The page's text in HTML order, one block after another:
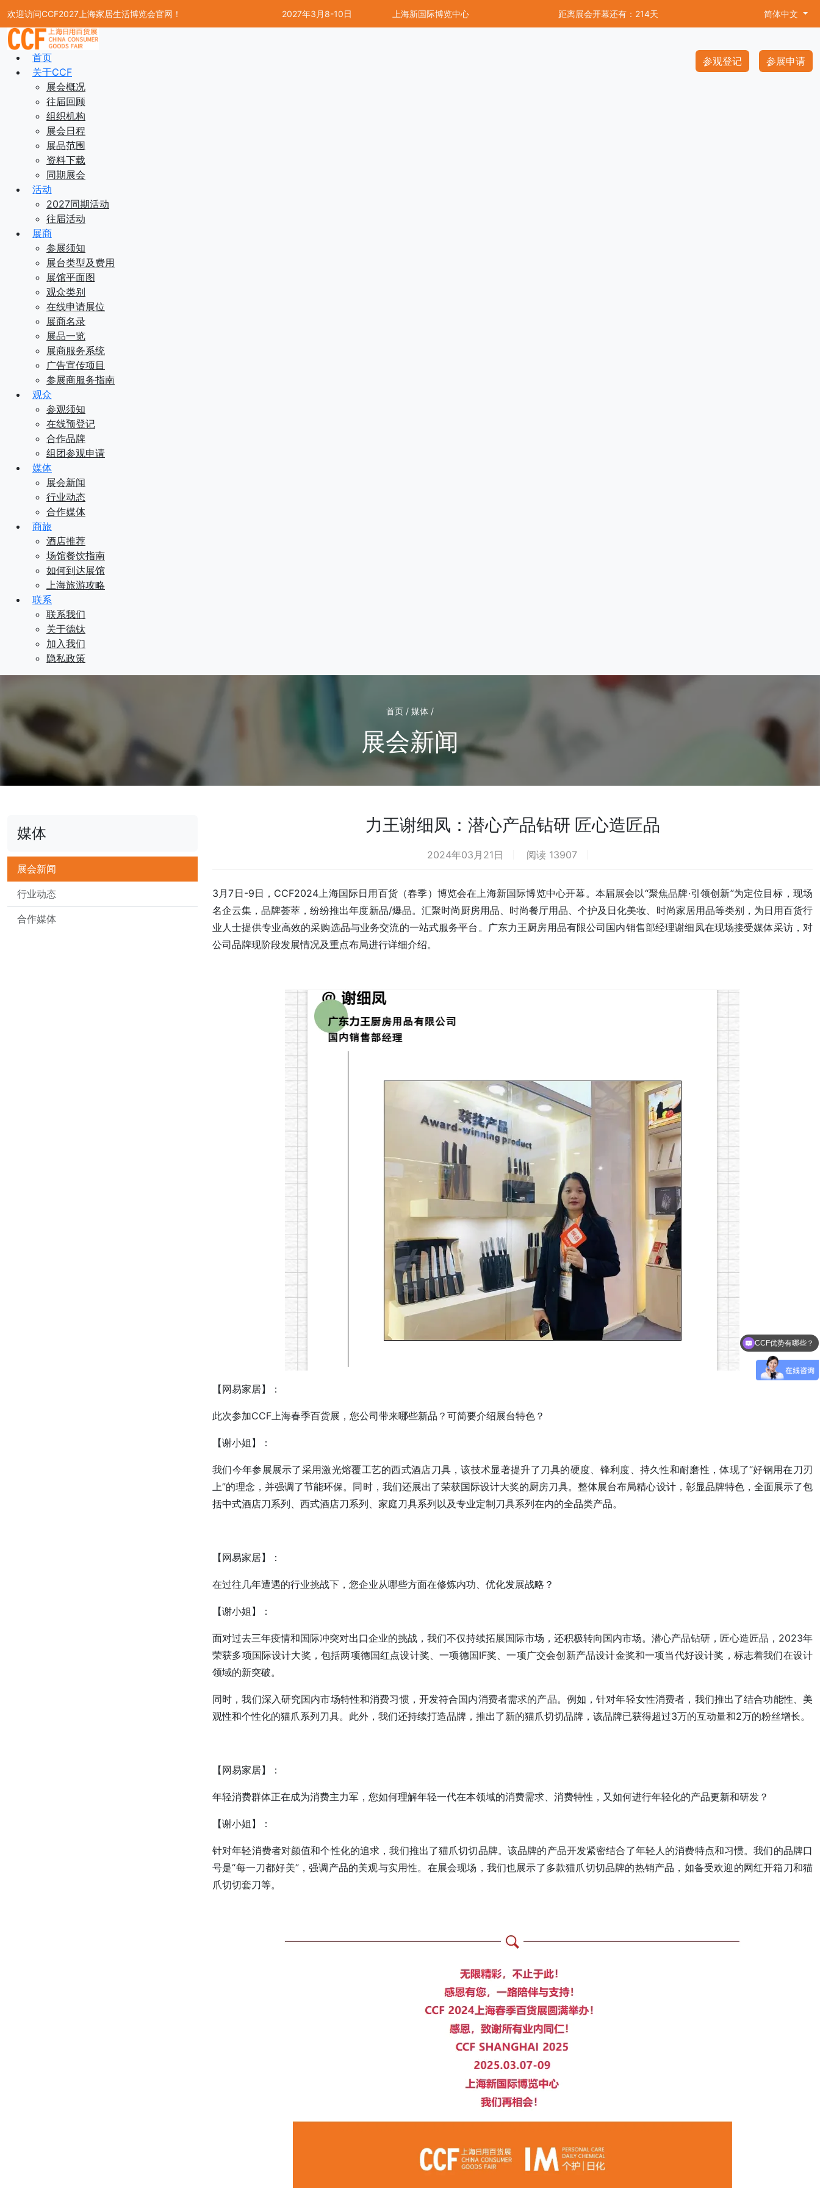
欢迎访问CCF2027上海家居生活博览会官网！ 2027年3月8-10日 上海新国际博览中心 距离展会开幕还有：214天 简体中文
参观登记 参展申请
首页
关于CCF
展会概况
往届回顾
组织机构
展会日程
展品范围
资料下载
同期展会
活动
2027同期活动
往届活动
展商
参展须知
展台类型及费用
展馆平面图
观众类别
在线申请展位
展商名录
展品一览
展商服务系统
广告宣传项目
参展商服务指南
观众
参观须知
在线预登记
合作品牌
组团参观申请
媒体
展会新闻
行业动态
合作媒体
商旅
酒店推荐
场馆餐饮指南
如何到达展馆
上海旅游攻略
联系
联系我们
关于德钛
加入我们
隐私政策
首页 / 媒体 /
展会新闻
媒体
展会新闻
行业动态
合作媒体
力王谢细凤：潜心产品钻研 匠心造匠品
2024年03月21日 阅读 13907
3月7日-9日，CCF2024上海国际日用百货（春季）博览会在上海新国际博览中心开幕。本届展会以“聚焦品牌·引领创新”为定位目标，现场
名企云集，品牌荟萃，纷纷推出年度新品/爆品。汇聚时尚厨房用品、时尚餐厅用品、个护及日化美妆、时尚家居用品等类别，为日用百货行
业人士提供专业高效的采购选品与业务交流的一站式服务平台。广东力王厨房用品有限公司国内销售部经理谢细凤在现场接受媒体采访，对
公司品牌现阶段发展情况及重点布局进行详细介绍。
【网易家居】：
此次参加CCF上海春季百货展，您公司带来哪些新品？可简要介绍展台特色？
【谢小姐】：
我们今年参展展示了采用激光熔覆工艺的西式酒店刀具，该技术显著提升了刀具的硬度、锋利度、持久性和耐磨性，体现了“好钢用在刀刃
上”的理念，并强调了节能环保。同时，我们还展出了荣获国际设计大奖的厨房刀具。整体展台布局精心设计，彰显品牌特色，全面展示了包
括中式酒店刀系列、西式酒店刀系列、家庭刀具系列以及专业定制刀具系列在内的全品类产品。
【网易家居】：
在过往几年遭遇的行业挑战下，您企业从哪些方面在修炼内功、优化发展战略？
【谢小姐】：
面对过去三年疫情和国际冲突对出口企业的挑战，我们不仅持续拓展国际市场，还积极转向国内市场。潜心产品钻研，匠心造匠品，2023年
荣获多项国际设计大奖，包括两项德国红点设计奖、一项德国IF奖、一项广交会创新产品设计金奖和一项当代好设计奖，标志着我们在设计
领域的新突破。
同时，我们深入研究国内市场特性和消费习惯，开发符合国内消费者需求的产品。例如，针对年轻女性消费者，我们推出了结合功能性、美
观性和个性化的猫爪系列刀具。此外，我们还持续打造品牌，推出了新的猫爪切切品牌，该品牌已获得超过3万的互动量和2万的粉丝增长。
【网易家居】：
年轻消费群体正在成为消费主力军，您如何理解年轻一代在本领域的消费需求、消费特性，又如何进行年轻化的产品更新和研发？
【谢小姐】：
针对年轻消费者对颜值和个性化的追求，我们推出了猫爪切切品牌。该品牌的产品开发紧密结合了年轻人的消费特点和习惯。我们的品牌口
号是“每一刀都好美”，强调产品的美观与实用性。在展会现场，我们也展示了多款猫爪切切品牌的热销产品，如备受欢迎的网红开箱刀和猫
爪切切套刀等。
CCF优势有哪些？